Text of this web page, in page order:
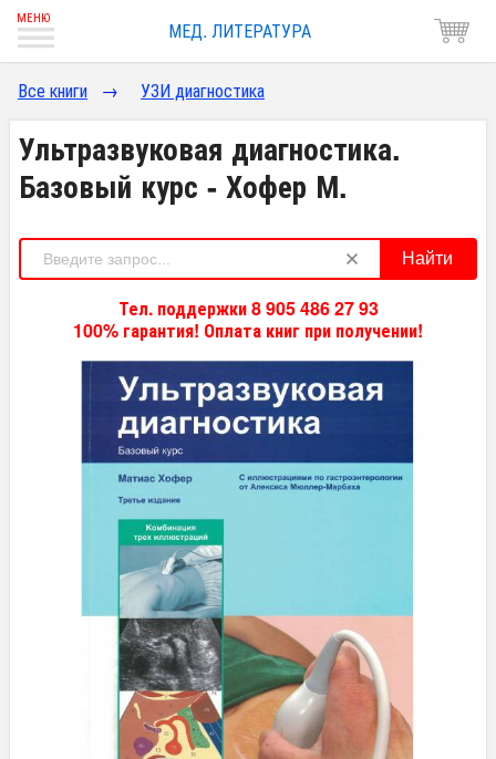
МЕД. ЛИТЕРАТУРА
Все книги → УЗИ диагностика
Ультразвуковая диагностика.
Базовый курс - Хофер М.
Найти
Тел. поддержки 8 905 486 27 93
100% гарантия! Оплата книг при получении!